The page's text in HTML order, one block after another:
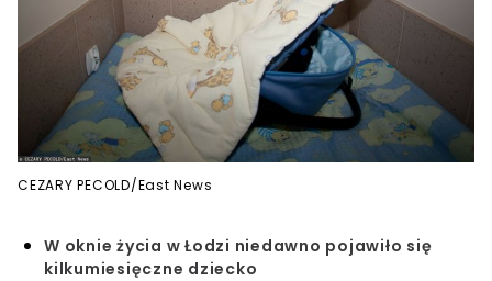
CEZARY PECOLD/East News
W oknie życia w Łodzi niedawno pojawiło się
kilkumiesięczne dziecko